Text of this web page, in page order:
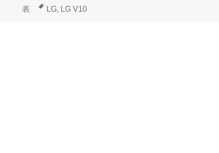
表
タ
LG, LG V10